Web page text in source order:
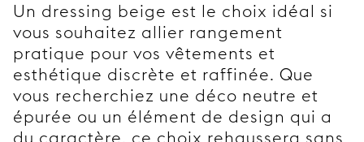
Un dressing beige est le choix idéal si
vous souhaitez allier rangement
pratique pour vos vêtements et
esthétique discrète et raffinée. Que
vous recherchiez une déco neutre et
épurée ou un élément de design qui a
du caractère, ce choix rehaussera sans